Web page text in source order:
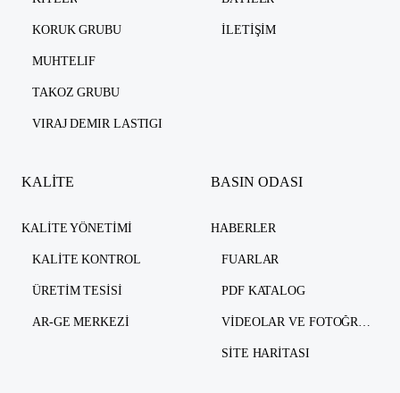
KORUK GRUBU
MUHTELIF
TAKOZ GRUBU
VIRAJ DEMIR LASTIGI
İLETIŞIM
KALİTE
KALITE YÖNETIMI
KALITE KONTROL
ÜRETIM TESISI
AR-GE MERKEZI
BASIN ODASI
HABERLER
FUARLAR
PDF KATALOG
VIDEOLAR VE FOTOĞRAFLAR
SITE HARITASI